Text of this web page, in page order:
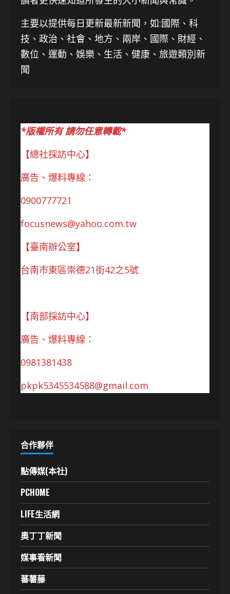
主要以提供每日更新最新新聞 ，如:國際、科
技、 政治、社會、地方、兩岸、國際、財經、
數位、運動、娛樂、生活、健康、旅遊類別新
聞
*版權所有 請勿任意轉載*
【總社採訪中心】
廣告、爆料專線：
0900777721
focusnews@yahoo.com.tw
【臺南辦公室】
台南市東區崇德21街42之5號
【南部採訪中心】
廣告、爆料專線：
0981381438
pkpk5345534588@gmail.com
合作夥伴
點傳媒(本社)
PCHOME
LIFE生活網
奧丁丁新聞
媒事看新聞
蕃薯藤